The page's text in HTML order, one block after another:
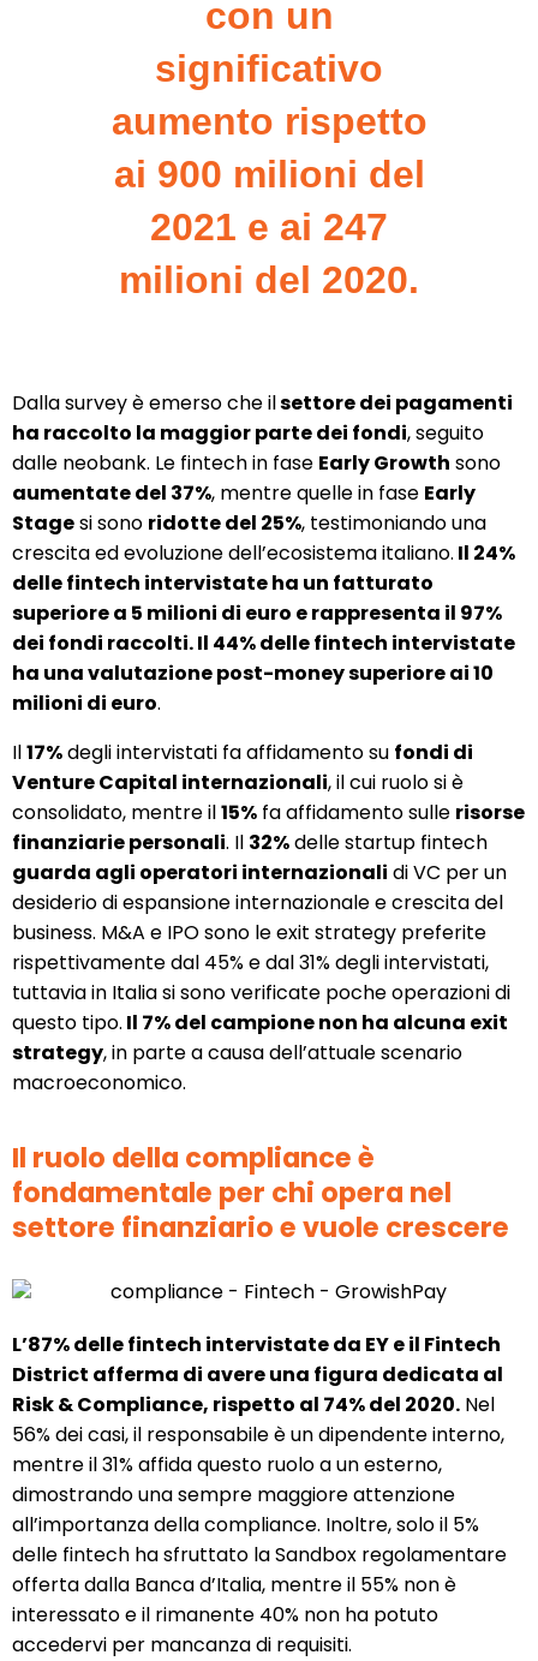
con un
significativo
aumento rispetto
ai 900 milioni del
2021 e ai 247
milioni del 2020.
Dalla survey è emerso che ilsettore dei pagamenti
ha raccolto la maggior parte dei fondi, seguito
dalle neobank. Le fintech in fase Early Growth sono
aumentate del 37%, mentre quelle in fase Early
Stagesi sono ridotte del 25%, testimoniando una
crescita ed evoluzione dell’ecosistema italiano. Il 24%
delle fintech intervistate ha un fatturato
superiore a 5 milioni di euro e rappresenta il 97%
dei fondi raccolti. Il 44% delle fintech intervistate
ha una valutazione post-money superiore ai 10
milioni di euro.
Il17%degli intervistati fa affidamento su fondi di
Venture Capital internazionali, il cui ruolo si è
consolidato, mentre il15% fa affidamento sulle risorse
finanziarie personali. Il 32%delle startup fintech
guarda agli operatori internazionali di VC per un
desiderio di espansione internazionale e crescita del
business. M&A e IPO sono le exit strategy preferite
rispettivamente dal 45% e dal 31% degli intervistati,
tuttavia in Italia si sono verificate poche operazioni di
questo tipo. Il 7% del campione non ha alcuna exit
strategy, in parte a causa dell’attuale scenario
macroeconomico.
Il ruolo della compliance è
fondamentale per chi opera nel
settore finanziario e vuole crescere
L’87% delle fintech intervistate da EY e il Fintech
District afferma di avere una figura dedicata al
Risk & Compliance, rispetto al 74% del 2020. Nel
56% dei casi, il responsabile è un dipendente interno,
mentre il 31% affida questo ruolo a un esterno,
dimostrando una sempre maggiore attenzione
all’importanza della compliance. Inoltre, solo il 5%
delle fintech ha sfruttato la Sandbox regolamentare
offerta dalla Banca d’Italia, mentre il 55% non è
interessato e il rimanente 40% non ha potuto
accedervi per mancanza di requisiti.